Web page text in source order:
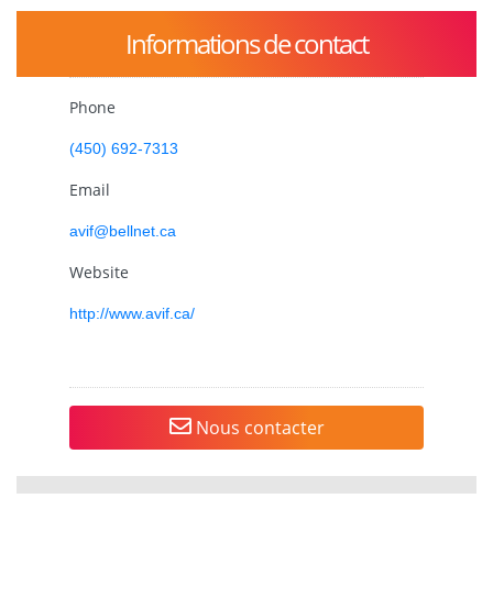
Informations de contact
Phone
(450) 692-7313
Email
avif@bellnet.ca
Website
http://www.avif.ca/
Nous contacter